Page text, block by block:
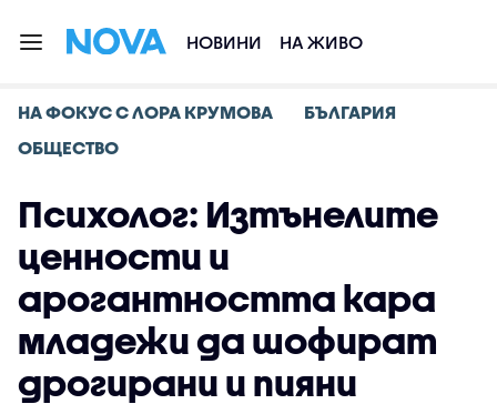
НОВИНИ НА ЖИВО
НА ФОКУС С ЛОРА КРУМОВА
БЪЛГАРИЯ
ОБЩЕСТВО
Психолог: Изтънелите
ценности и
арогантността кара
младежи да шофират
дрогирани и пияни